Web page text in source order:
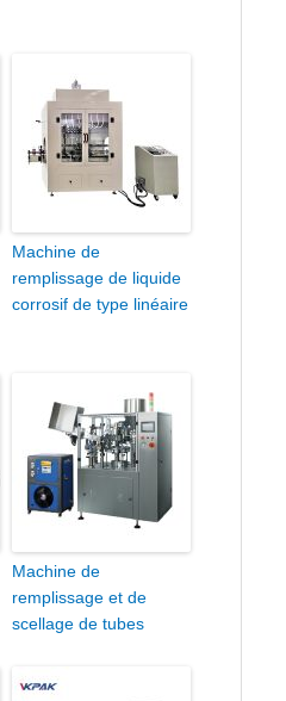
Machine de
remplissage de liquide
corrosif de type linéaire
Machine de
remplissage et de
scellage de tubes